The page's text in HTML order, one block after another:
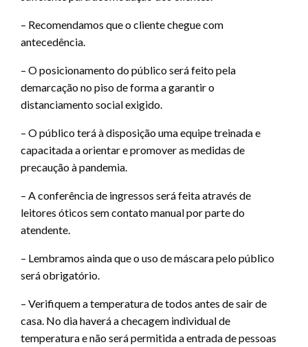
– Recomendamos que o cliente chegue com
antecedência.
– O posicionamento do público será feito pela
demarcação no piso de forma a garantir o
distanciamento social exigido.
– O público terá à disposição uma equipe treinada e
capacitada a orientar e promover as medidas de
precaução à pandemia.
– A conferência de ingressos será feita através de
leitores óticos sem contato manual por parte do
atendente.
– Lembramos ainda que o uso de máscara pelo público
será obrigatório.
– Verifiquem a temperatura de todos antes de sair de
casa. No dia haverá a checagem individual de
temperatura e não será permitida a entrada de pessoas